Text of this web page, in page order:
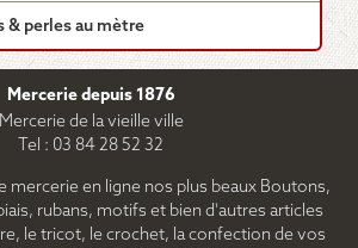
& perles au mètre
Mercerie depuis 1876
Mercerie de la vieille ville
Tel : 03 84 28 52 32
mercerie en ligne nos plus beaux Boutons,
rubans, motifs et bien d'autres articles
le tricot, le crochet, la confection de vos